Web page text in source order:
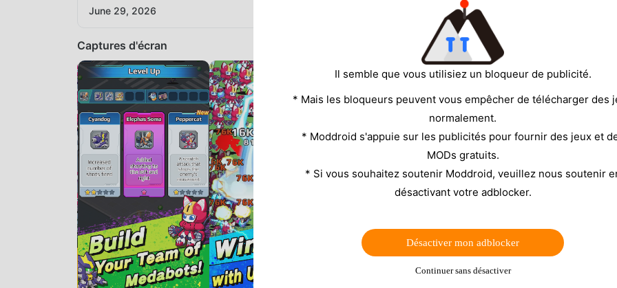
June 29, 2026
Captures d'écran
Il semble que vous utilisiez un bloqueur de publicité.
* Mais les bloqueurs peuvent vous empêcher de télécharger des
normalement.
* Moddroid s'appuie sur les publicités pour fournir des jeux et
MODs gratuits.
* Si vous souhaitez soutenir Moddroid, veuillez nous soutenir
désactivant votre adblocker.
Désactiver mon adblocker
Continuer sans désactiver